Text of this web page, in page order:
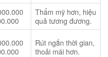
Thẩm mỹ hơn, hiệu
quả tương đương.
Rút ngắn thời gian,
thoải mái hơn.